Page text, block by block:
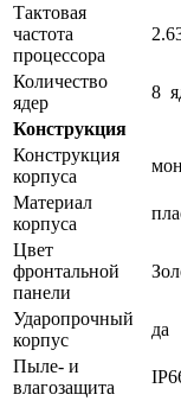
Тактовая
частота
процессора
Количество
ядер
8
Конструкция
Конструкция
корпуса
Материал
корпуса
Цвет
фронтальной
панели
Ударопрочный
корпус
да
Пыле- и
влагозащита